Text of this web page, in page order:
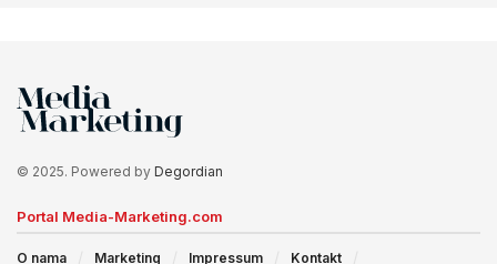
© 2025. Powered by Degordian
Portal Media-Marketing.com
O nama Marketing Impressum Kontakt